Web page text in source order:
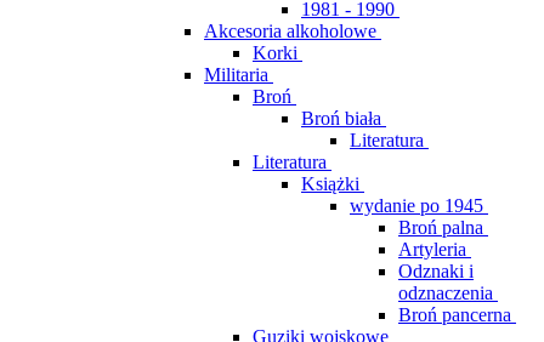
1981 - 1990
Akcesoria alkoholowe
Korki
Militaria
Broń
Broń biała
Literatura
Literatura
Książki
wydanie po 1945
Broń palna
Artyleria
Odznaki i
odznaczenia
Broń pancerna
Guziki wojskowe